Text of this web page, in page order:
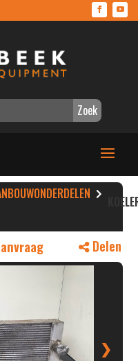
Zoek
Delen
❯